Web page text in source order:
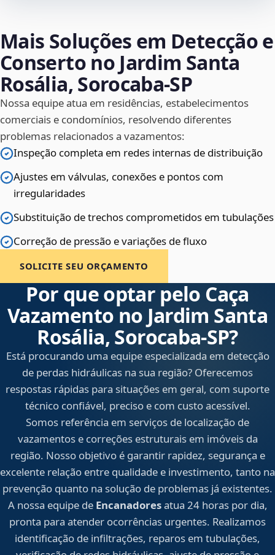
Mais Soluções em Detecção e
Conserto no Jardim Santa
Rosália, Sorocaba‑SP
Nossa equipe atua em residências, estabelecimentos
comerciais e condomínios, resolvendo diferentes
problemas relacionados a vazamentos:
Inspeção completa em redes internas de distribuição
Ajustes em válvulas, conexões e pontos com
irregularidades
Substituição de trechos comprometidos em tubulações
Correção de pressão e variações de fluxo
SOLICITE SEU ORÇAMENTO
Por que optar pelo Caça
Vazamento no Jardim Santa
Rosália, Sorocaba‑SP?
Está procurando uma equipe especializada em detecção
de perdas hidráulicas na sua região? Oferecemos
respostas rápidas para situações em geral, com suporte
técnico confiável, preciso e com custo acessível.
Somos referência em serviços de localização de
vazamentos e correções estruturais em imóveis da
região. Nosso objetivo é garantir rapidez, segurança e
excelente relação entre qualidade e investimento, tanto na
prevenção quanto na solução de problemas já existentes.
A nossa equipe de Encanadoresatua 24 horas por dia,
pronta para atender ocorrências urgentes. Realizamos
identificação de infiltrações, reparos em tubulações,